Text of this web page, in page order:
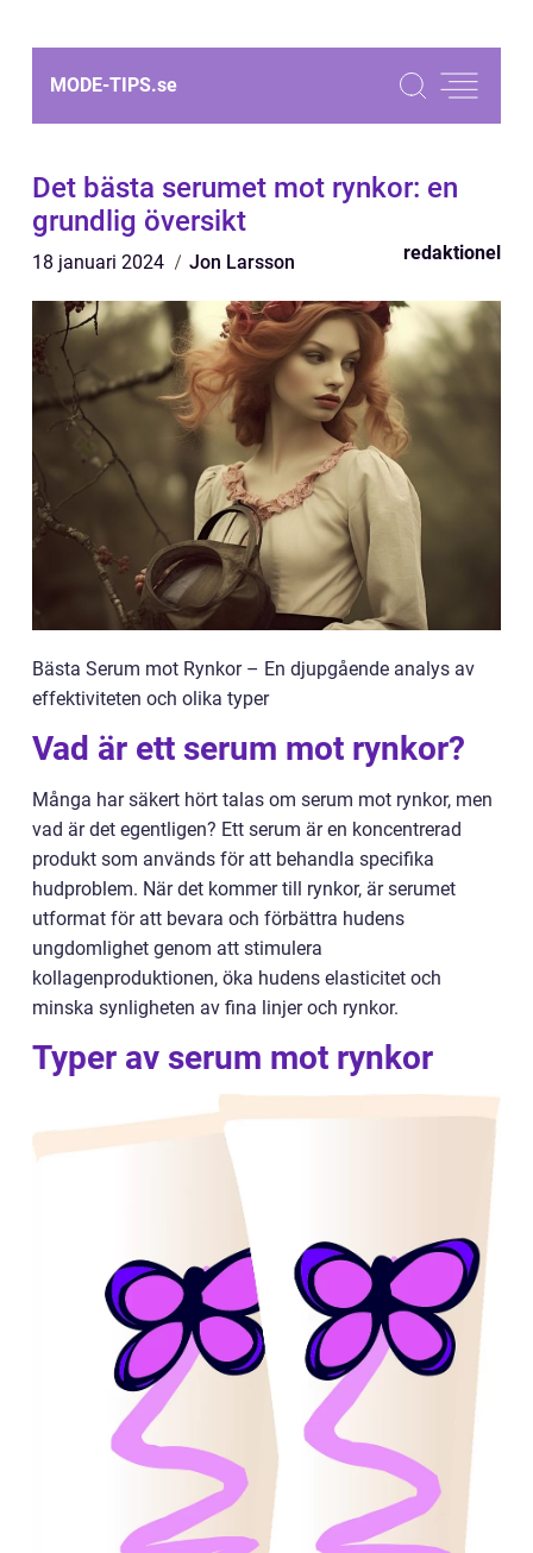
MODE-TIPS.se
Det bästa serumet mot rynkor: en
grundlig översikt
18 januari 2024 Jon Larsson redaktionel
Bästa Serum mot Rynkor – En djupgående analys av
effektiviteten och olika typer
Vad är ett serum mot rynkor?
Många har säkert hört talas om serum mot rynkor, men
vad är det egentligen? Ett serum är en koncentrerad
produkt som används för att behandla specifika
hudproblem. När det kommer till rynkor, är serumet
utformat för att bevara och förbättra hudens
ungdomlighet genom att stimulera
kollagenproduktionen, öka hudens elasticitet och
minska synligheten av fina linjer och rynkor.
Typer av serum mot rynkor